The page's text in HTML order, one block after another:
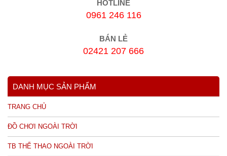
HOTLINE
0961 246 116
BÁN LẺ
02421 207 666
DANH MỤC SẢN PHẨM
TRANG CHỦ
ĐỒ CHƠI NGOÀI TRỜI
TB THỂ THAO NGOÀI TRỜI